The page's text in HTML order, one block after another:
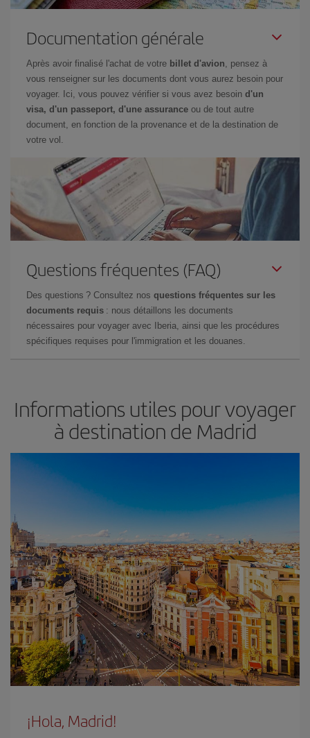
Documentation générale
Après avoir finalisé l'achat de votre billet d'avion, pensez à
vous renseigner sur les documents dont vous aurez besoin pour
voyager. Ici, vous pouvez vérifier si vous avez besoin d'un
visa, d'un passeport, d'une assurance ou de tout autre
document, en fonction de la provenance et de la destination de
votre vol.
Questions fréquentes (FAQ)
Des questions ? Consultez nos questions fréquentes sur les
documents requis : nous détaillons les documents
nécessaires pour voyager avec Iberia, ainsi que les procédures
spécifiques requises pour l'immigration et les douanes.
Informations utiles pour voyager
à destination de Madrid
¡Hola, Madrid!